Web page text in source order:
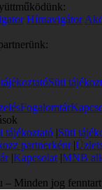
Hírnavigátor
Süti
Fogalomtár
tájékoztató |Süti
partnerként |
|Kapcsolat |MNB
– Minden jog